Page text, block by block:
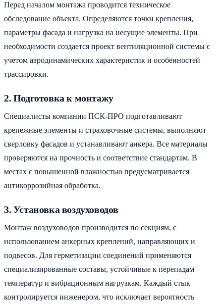
Перед началом монтажа проводится техническое
обследование объекта. Определяются точки крепления,
параметры фасада и нагрузка на несущие элементы. При
необходимости создается проект вентиляционной системы с
учетом аэродинамических характеристик и особенностей
трассировки.
2. Подготовка к монтажу
Специалисты компании ПСК-ПРО подготавливают
крепежные элементы и страховочные системы, выполняют
сверловку фасадов и устанавливают анкера. Все материалы
проверяются на прочность и соответствие стандартам. В
местах с повышенной влажностью предусматривается
антикоррозийная обработка.
3. Установка воздуховодов
Монтаж воздуховодов производится по секциям, с
использованием анкерных креплений, направляющих и
подвесов. Для герметизации соединений применяются
специализированные составы, устойчивые к перепадам
температур и вибрационным нагрузкам. Каждый стык
контролируется инженером, что исключает вероятность